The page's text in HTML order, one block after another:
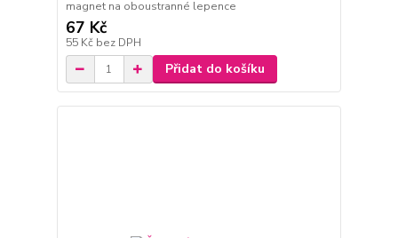
magnet na oboustranné lepence
67 Kč
55 Kč bez DPH
Přidat do košíku